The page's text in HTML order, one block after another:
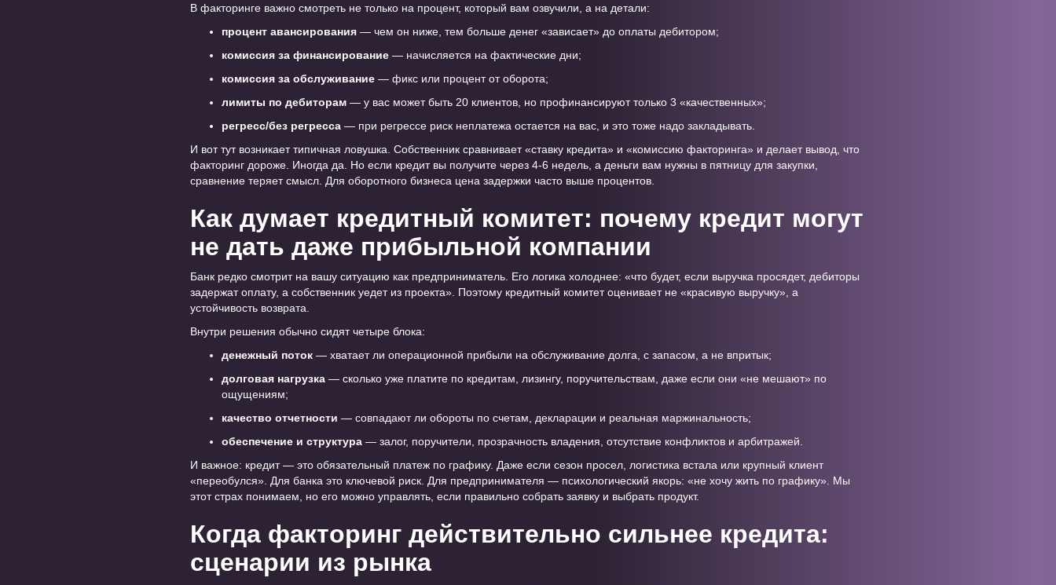
В факторинге важно смотреть не только на процент, который вам озвучили, а на детали:
процент авансирования — чем он ниже, тем больше денег «зависает» до оплаты дебитором;
комиссия за финансирование — начисляется на фактические дни;
комиссия за обслуживание — фикс или процент от оборота;
лимиты по дебиторам — у вас может быть 20 клиентов, но профинансируют только 3 «качественных»;
регресс/без регресса — при регрессе риск неплатежа остается на вас, и это тоже надо закладывать.
И вот тут возникает типичная ловушка. Собственник сравнивает «ставку кредита» и «комиссию факторинга» и делает вывод, что
факторинг дороже. Иногда да. Но если кредит вы получите через 4-6 недель, а деньги вам нужны в пятницу для закупки,
сравнение теряет смысл. Для оборотного бизнеса цена задержки часто выше процентов.
Как думает кредитный комитет: почему кредит могут
не дать даже прибыльной компании
Банк редко смотрит на вашу ситуацию как предприниматель. Его логика холоднее: «что будет, если выручка просядет, дебиторы
задержат оплату, а собственник уедет из проекта». Поэтому кредитный комитет оценивает не «красивую выручку», а
устойчивость возврата.
Внутри решения обычно сидят четыре блока:
денежный поток — хватает ли операционной прибыли на обслуживание долга, с запасом, а не впритык;
долговая нагрузка — сколько уже платите по кредитам, лизингу, поручительствам, даже если они «не мешают» по
ощущениям;
качество отчетности — совпадают ли обороты по счетам, декларации и реальная маржинальность;
обеспечение и структура — залог, поручители, прозрачность владения, отсутствие конфликтов и арбитражей.
И важное: кредит — это обязательный платеж по графику. Даже если сезон просел, логистика встала или крупный клиент
«переобулся». Для банка это ключевой риск. Для предпринимателя — психологический якорь: «не хочу жить по графику». Мы
этот страх понимаем, но его можно управлять, если правильно собрать заявку и выбрать продукт.
Когда факторинг действительно сильнее кредита:
сценарии из рынка